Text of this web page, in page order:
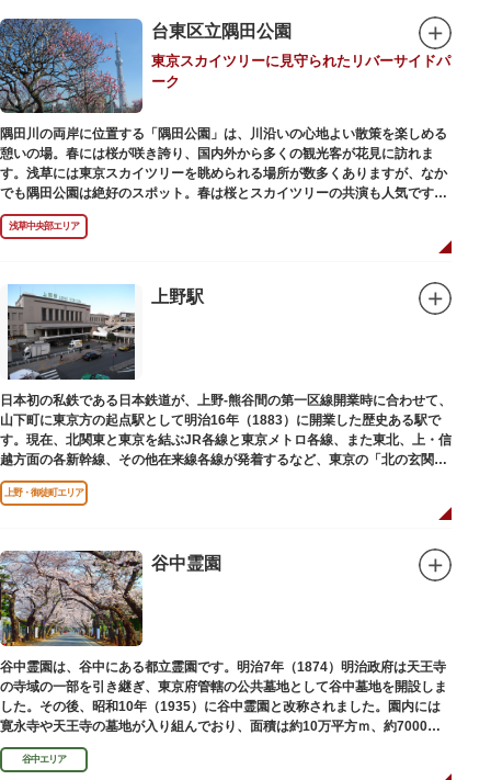
仲見世や、隅田川や東京スカイツリーも一望できるビュースポットとなって
います。
浅草の街並みに溶け込む平屋を重ねたようなおしゃれな外観は、日本を代表
する建築家・隈研吾氏によるデザイン。木の温もりあふれる空間は、初めて
日本を訪れる海外ツーリストにも優しい印象を与えています。
台東区立隅田公園
東京スカイツリーに見守られたリバーサイドパ
ーク
隅田川の両岸に位置する「隅田公園」は、川沿いの心地よい散策を楽しめる
憩いの場。春には桜が咲き誇り、国内外から多くの観光客が花見に訪れま
す。浅草には東京スカイツリーを眺められる場所が数多くありますが、なか
でも隅田公園は絶好のスポット。春は桜とスカイツリーの共演も人気です。
川沿いにある「隅田公園オープンカフェ」は、店舗の一部を屋外にした開放
的なカフェ・レストラン。綺麗な景色を眺めながら、コーヒー片手にのんび
りと過ごしても良いですね。また、クジラの滑り台が目印の「遊具広場」は
身体を動かせます。
隅田川橋梁に設置された全長約160mの「すみだリバーウォーク」は、東京
スカイツリーまでの最短距離ルートのひとつ。歩道橋の途中にあるガラス床
から隅田川を見下ろしたり、すぐ横を走る電車の迫力を楽しんだり、隅田川
散策にいかがでしょうか。
浅草中央部エリア
上野駅
日本初の私鉄である日本鉄道が、上野-熊谷間の第一区線開業時に合わせて、
山下町に東京方の起点駅として明治16年（1883）に開業した歴史ある駅で
す。現在、北関東と東京を結ぶJR各線と東京メトロ各線、また東北、上・信
越方面の各新幹線、その他在来線各線が発着するなど、東京の「北の玄関
口」として機能しています。
上野・御徒町エリア
谷中霊園
谷中霊園は、谷中にある都立霊園です。明治7年（1874）明治政府は天王寺
の寺域の一部を引き継ぎ、東京府管轄の公共墓地として谷中墓地を開設しま
した。その後、昭和10年（1935）に谷中霊園と改称されました。園内には
寛永寺や天王寺の墓地が入り組んでおり、面積は約10万平方ｍ、約7000基
の墓が並んでいます。園内を通る「さくら通り」は桜の名所となっていま
す。谷中エリア